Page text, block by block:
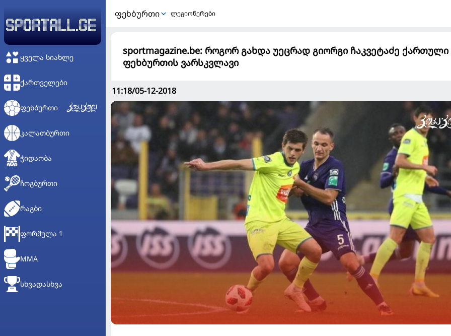
ᲧᲕᲔᲚᲐ ᲡᲘᲐᲮᲚᲔ
ᲥᲐᲠᲗᲕᲔᲚᲔᲑᲘ
ᲤᲔᲮᲑᲣᲠᲗᲘ
ᲙᲐᲚᲐᲗᲑᲣᲠᲗᲘ
ᲭᲘᲓᲐᲝᲑᲐ
ᲩᲝᲒᲑᲣᲠᲗᲘ
ᲠᲐᲒᲑᲘ
ᲤᲝᲠᲛᲣᲚᲐ 1
MMA
ᲡᲮᲕᲐᲓᲐᲡᲮᲕᲐ
ᲤᲔᲮᲑᲣᲠᲗᲘ ლეგიონერები
sportmagazine.be: როგორ გახდა უეცრად გიორგი ჩაკვეტაძე ქართული
ფეხბურთის ვარსკვლავი
11:18/05-12-2018